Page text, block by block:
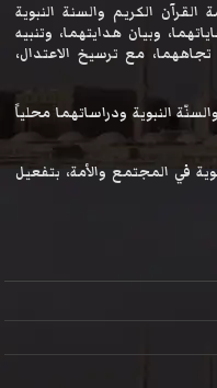
الكريم والسنة النبوية
وبيان هدايتهما، وتنبيه
مع ترسيخ الاعتدال،
النبوية ودراساتهما محلياً
في المجتمع والأمة، بتفعيل